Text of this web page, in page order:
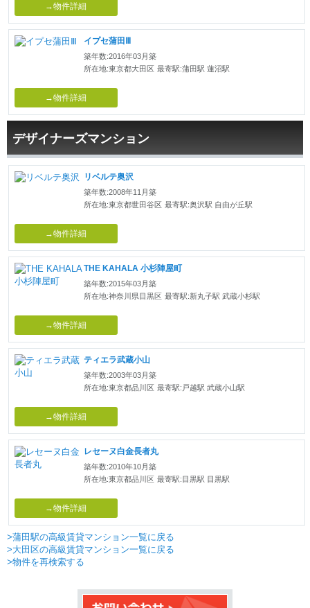
→物件詳細
イプセ蒲田Ⅲ
築年数:2016年03月築
所在地:東京都大田区 最寄駅:蒲田駅 蓮沼駅
→物件詳細
デザイナーズマンション
リベルテ奥沢
築年数:2008年11月築
所在地:東京都世田谷区 最寄駅:奥沢駅 自由が丘駅
→物件詳細
THE KAHALA 小杉陣屋町
築年数:2015年03月築
所在地:神奈川県目黒区 最寄駅:新丸子駅 武蔵小杉駅
→物件詳細
ティエラ武蔵小山
築年数:2003年03月築
所在地:東京都品川区 最寄駅:戸越駅 武蔵小山駅
→物件詳細
レセーヌ白金長者丸
築年数:2010年10月築
所在地:東京都品川区 最寄駅:目黒駅 目黒駅
→物件詳細
>蒲田駅の高級賃貸マンション一覧に戻る
>大田区の高級賃貸マンション一覧に戻る
>物件を再検索する